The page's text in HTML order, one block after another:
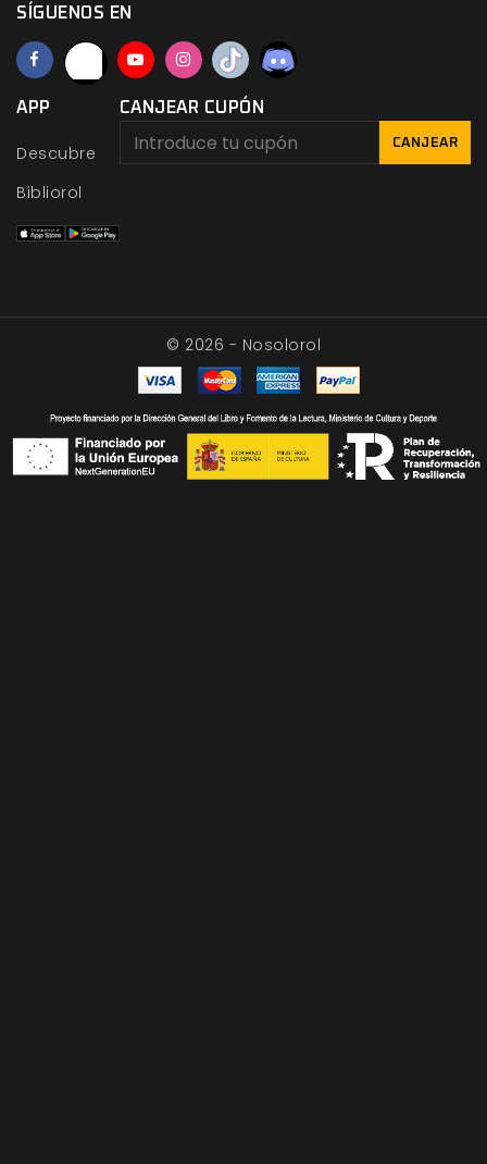
SÍGUENOS EN
APP
Descubre
Bibliorol
CANJEAR CUPÓN
CANJEAR
© 2026 - Nosolorol